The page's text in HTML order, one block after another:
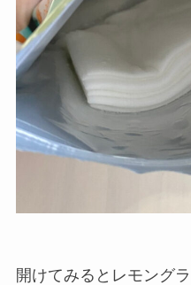
開けてみるとレモング